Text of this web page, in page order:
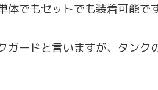
体でもセットでも装着可能で
ガードと言いますが、タン